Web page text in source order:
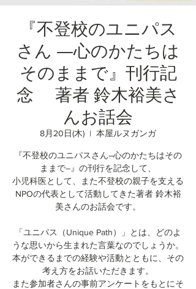
『不登校のユニパス
さん ―心のかたちは
そのままで』刊行記
念 著者 鈴木裕美さ
んお話会
8月20日(木)
  |
本屋ルヌガンガ
『不登校のユニパスさん―心のかたちはその
ままで―』の刊行を記念して、
小児科医として、また不登校の親子を支える
NPOの代表として活動してきた著者 鈴木裕
美さんのお話会です。
「ユニパス（Unique Path）」とは、どのよ
うな思いから生まれた言葉なのでしょうか。
本ができるまでの経験や活動とともに、その
考え方をお話いただきます。
また参加者さんの事前アンケートをもとにそ